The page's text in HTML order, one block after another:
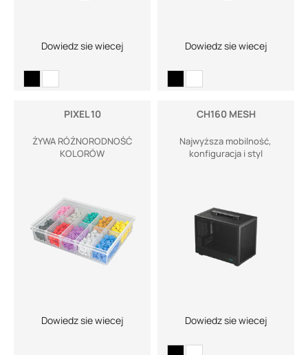
Dowiedz sie wiecej Dowiedz sie wiecej
PIXEL 10
ŻYWA RÓŻNORODNOŚĆ
KOLORÓW
Dowiedz sie wiecej
CH160 MESH
Najwyższa mobilność,
konfiguracja i styl
Dowiedz sie wiecej